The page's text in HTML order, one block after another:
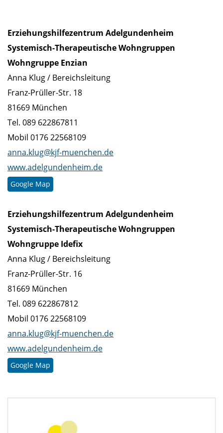
Erziehungshilfezentrum Adelgundenheim
Systemisch-Therapeutische Wohngruppen
Wohngruppe Enzian
Anna Klug / Bereichsleitung
Franz-Prüller-Str. 18
81669 München
Tel. 089 622867811
Mobil 0176 22568109
anna.klug@kjf-muenchen.de
www.adelgundenheim.de
Google Map
Erziehungshilfezentrum Adelgundenheim
Systemisch-Therapeutische Wohngruppen
Wohngruppe Idefix
Anna Klug / Bereichsleitung
Franz-Prüller-Str. 16
81669 München
Tel. 089 622867812
Mobil 0176 22568109
anna.klug@kjf-muenchen.de
www.adelgundenheim.de
Google Map